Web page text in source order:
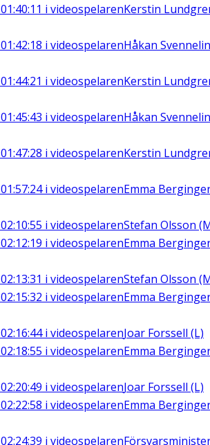
01:40:11 i videospelarenKerstin
01:42:18 i videospelarenHåkan
01:44:21 i videospelarenKerstin
01:45:43 i videospelarenHåkan
01:47:28 i videospelarenKerstin
01:57:24i videospelarenEmma
02:10:55 i videospelarenStefan Olsson
02:12:19 i videospelarenEmma
02:13:31 i videospelarenStefan Olsson
02:15:32 i videospelarenEmma
02:16:44i videospelarenJoar Forssell (L)
02:18:55 i videospelarenEmma
02:20:49 i videospelarenJoar Forssell (L)
02:22:58 i videospelarenEmma
02:24:39 i videospelaren